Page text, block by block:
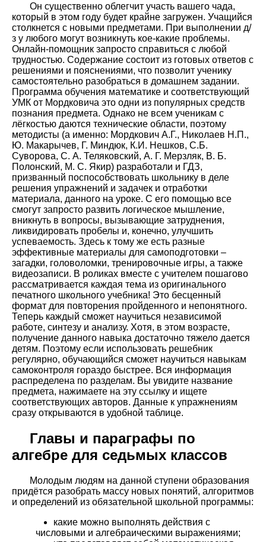
Он существенно облегчит участь вашего чада,
который в этом году будет крайне загружен. Учащийся
столкнется с новыми предметами. При выполнении д/
з у любого могут возникнуть кое-какие проблемы.
Онлайн-помощник запросто справиться с любой
трудностью. Содержание состоит из готовых ответов с
решениями и пояснениями, что позволит ученику
самостоятельно разобраться в домашнем задании.
Программа обучения математике и соответствующий
УМК от Мордковича это одни из популярных средств
познания предмета. Однако не всем ученикам с
лёгкостью даются технические области, поэтому
методисты (а именно: Мордкович А.Г., Николаев Н.П.,
Ю. Макарычев, Г. Миндюк, К.И. Нешков, С.Б.
Суворова, С. А. Теляковский, А. Г. Мерзляк, В. Б.
Полонский, М. С. Якир) разработали и ГДЗ,
призванный поспособствовать школьнику в деле
решения упражнений и задачек и отработки
материала, данного на уроке. С его помощью все
смогут запросто развить логическое мышление,
вникнуть в вопросы, вызывающие затруднения,
ликвидировать пробелы и, конечно, улучшить
успеваемость. Здесь к тому же есть разные
эффективные материалы для самоподготовки –
загадки, головоломки, тренировочные игры, а также
видеозаписи. В роликах вместе с учителем пошагово
рассматривается каждая тема из оригинального
печатного школьного учебника! Это бесценный
формат для повторения пройденного и непонятного.
Теперь каждый сможет научиться независимой
работе, синтезу и анализу. Хотя, в этом возрасте,
получение данного навыка достаточно тяжело дается
детям. Поэтому если использовать решебник
регулярно, обучающийся сможет научиться навыкам
самоконтроля гораздо быстрее. Вся информация
распределена по разделам. Вы увидите название
предмета, нажимаете на эту ссылку и ищете
соответствующих авторов. Данные к упражнениям
сразу открываются в удобной таблице.
Главы и параграфы по
алгебре для седьмых классов
Молодым людям на данной ступени образования
придётся разобрать массу новых понятий, алгоритмов
и определений из обязательной школьной программы:
какие можно выполнять действия с
числовыми и алгебраическими выражениями;